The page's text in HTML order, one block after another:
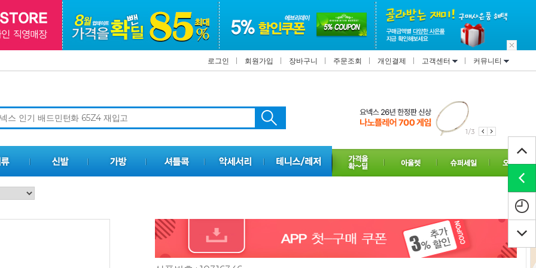
로그인 회원가입 장바구니 주문조회 개인결제 고객센터 커뮤니티
1/3